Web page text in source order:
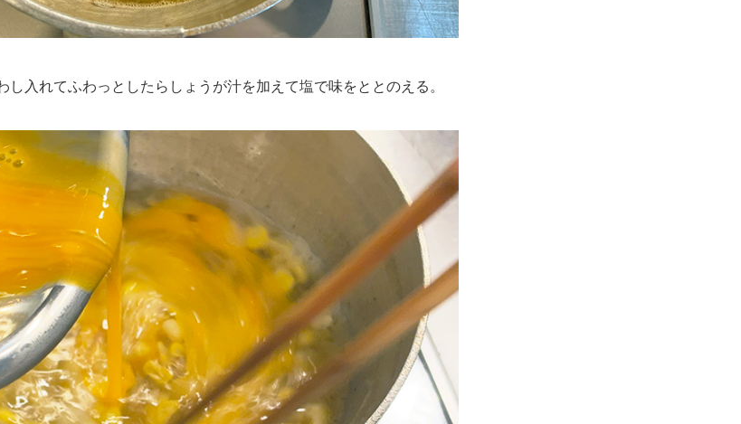
入れてふわっとしたらしょうが汁を加えて塩で味をととのえる。